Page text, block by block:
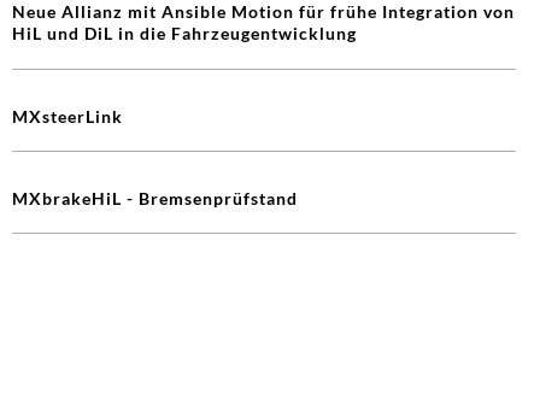
Neue Allianz mit Ansible Motion für frühe Integration von
HiL und DiL in die Fahrzeugentwicklung
MXsteerLink
MXbrakeHiL - Bremsenprüfstand